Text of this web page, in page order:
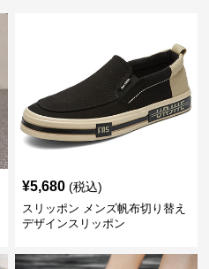
¥5,680 (税込)
スリッポン メンズ帆布切り替え
デザインスリッポン